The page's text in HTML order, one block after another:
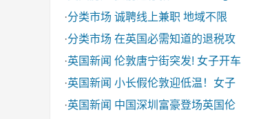
·分类市场 诚聘线上兼职 地域不限
·分类市场 在英国必需知道的退税攻
·英国新闻 伦敦唐宁街突发! 女子开车
·英国新闻 小长假伦敦迎低温！女子
·英国新闻 中国深圳富豪登场英国伦